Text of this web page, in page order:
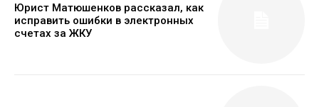
Юрист Матюшенков рассказал, как
исправить ошибки в электронных
счетах за ЖКУ